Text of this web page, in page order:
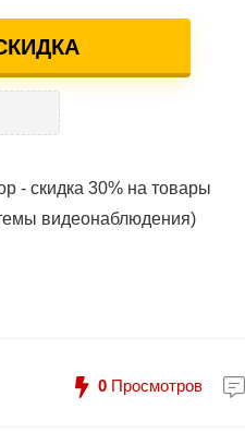
- скидка 30% на товары
видеонаблюдения)
0 Просмотров